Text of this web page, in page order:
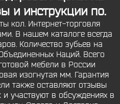
и инструкции по.
кол. Интернет-торговля
В нашем каталоге всегда
Количество зубьев на
Наций. Всего
мебели в России
изогнутая мм. Гарантия
также оставляют отзывы
участвуют в обсуждениях в